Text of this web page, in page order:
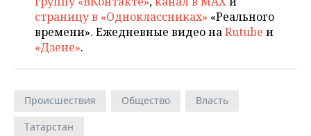
страницу в «Одноклассниках» «Реального
времени». Ежедневные видео наRutube и
«Дзене».
Происшествия Общество
Власть
Татарстан